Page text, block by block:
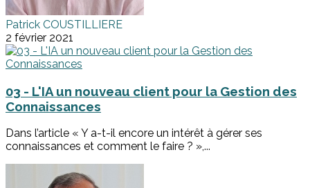
Patrick COUSTILLIERE
2 février 2021
03 - L'IA un nouveau client pour la Gestion des
Connaissances
Dans l’article « Y a-t-il encore un intérêt à gérer ses
connaissances et comment le faire ? »,...